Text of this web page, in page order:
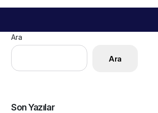
Ara
Ara
Son Yazılar